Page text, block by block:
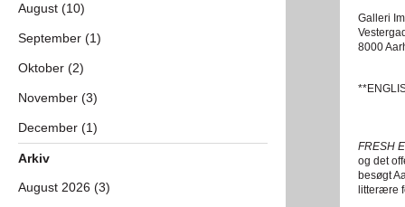
Galleri
8000
FRESH
og det
besøgt
litterære
August (10)
September (1)
Oktober (2)
November (3)
December (1)
Arkiv
August 2026 (3)